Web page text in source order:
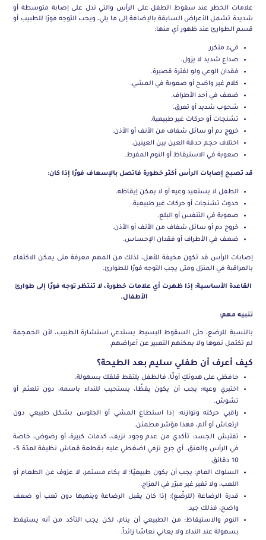
علامات الخطر عند سقوط الطفل على الرأس والتي تدل على إصابة متوسطة أو
شديدة تشمل الأعراض السابقة بالإضافة إلى ما يلي، ويجب التوجه فورًا للطبيب أو
قسم الطوارئ عند ظهور أي منها:
قيء متكرر.
صداع شديد لا يزول.
فقدان الوعي ولو لفترة قصيرة.
كلام غير واضح أو صعوبة في المشي.
ضعف في أحد الأطراف.
شحوب شديد أو تعرق.
تشنجات أو حركات غير طبيعية.
خروج دم أو سائل شفاف من الأنف أو الأذن.
اختلاف حجم حدقة العين بين العينين.
صعوبة في الاستيقاظ أو النوم المفرط.
قد تصبح إصابات الرأس أكثر خطورة فاتصل بالإسعاف فورًا إذا كان:
الطفل لا يستعيد وعيه أو لا يمكن إيقاظه.
حدوث تشنجات أو حركات غير طبيعية.
صعوبة في التنفس أو البلع.
خروج دم أو سائل شفاف من الأنف أو الأذن.
ضعف في الأطراف أو فقدان الإحساس.
إصابات الرأس قد تكون مخيفة للأهل، لذلك من المهم معرفة متى يمكن الاكتفاء
بالمراقبة في المنزل ومتى يجب التوجه فورًا للطوارئ.
القاعدة الأساسية: إذا ظهرت أي علامات خطورة، لا تنتظر توجه فورًا إلى طوارئ
الأطفال.
تنبيه مهم:
بالنسبة للرضع، حتى السقوط البسيط يستدعي استشارة الطبيب، لأن الجمجمة
لم تكتمل نموها ولا يمكنهم التعبير عن أعراضهم.
كيف أعرف أن طفلي سليم بعد الطيحة؟
حافظي على هدوئكِ أولًا، فالطفل يلتقط قلقك بسهولة.
اختبري وعيه: يجب أن يكون يقظًا، يستجيب للنداء باسمه، دون تلعثم أو
تشوش.
راقبي حركته وتوازنه: إذا استطاع المشي أو الجلوس بشكل طبيعي دون
ارتعاش أو ألم، فهذا مؤشر مطمئن.
تفتيش الجسد: تأكدي من عدم وجود نزيف، كدمات كبيرة، أو رضوض، خاصة
في الرأس والعنق. أي جرح نزفي اضغطي عليه بـقطعة قماش نظيفة لمدّة 5–
10 دقائق.
السلوك العام: يجب أن يكون طبيعيًا؛ لا بكاء مستمر، لا عزوف عن الطعام أو
اللعب، ولا تغير غير مبرّر في المزاج.
قدرة الرضاعة (للرضّع): إذا كان يقبل الرضاعة وينهيها دون تعب أو ضعف
واضح، فذلك جيد.
النوم والاستيقاظ: من الطبيعي أن ينام، لكن يجب التأكد من أنه يستيقظ
بسهولة عند النداء ولا يعاني نعاسًا زائداً.